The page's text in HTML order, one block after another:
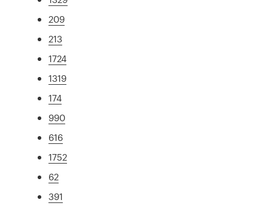
209
213
1724
1319
174
990
616
1752
62
391